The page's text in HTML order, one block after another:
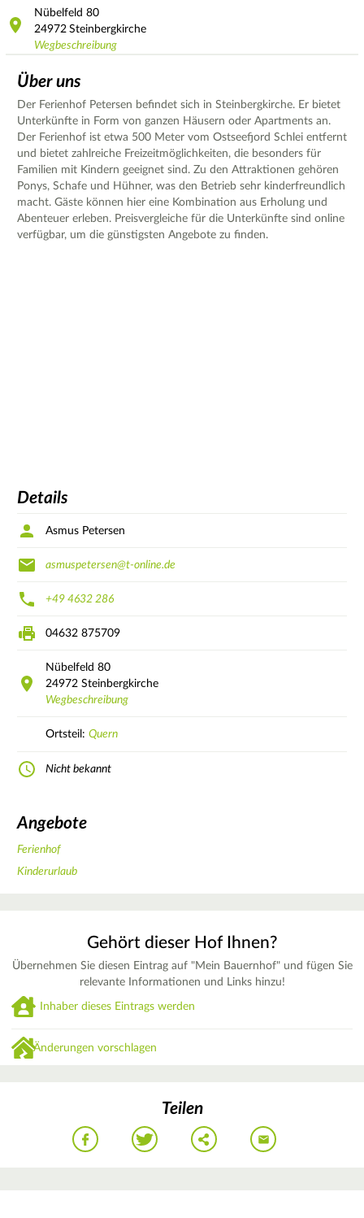
Nübelfeld 80
24972 Steinbergkirche
Wegbeschreibung
Über uns
Der Ferienhof Petersen befindet sich in Steinbergkirche. Er bietet
Unterkünfte in Form von ganzen Häusern oder Apartments an.
Der Ferienhof ist etwa 500 Meter vom Ostseefjord Schlei entfernt
und bietet zahlreiche Freizeitmöglichkeiten, die besonders für
Familien mit Kindern geeignet sind. Zu den Attraktionen gehören
Ponys, Schafe und Hühner, was den Betrieb sehr kinderfreundlich
macht. Gäste können hier eine Kombination aus Erholung und
Abenteuer erleben. Preisvergleiche für die Unterkünfte sind online
verfügbar, um die günstigsten Angebote zu finden.
Details
Asmus Petersen
asmuspetersen@t-online.de
+49 4632 286
04632 875709
Nübelfeld 80
24972 Steinbergkirche
Wegbeschreibung
Ortsteil: Quern
Nicht bekannt
Angebote
Ferienhof
Kinderurlaub
Gehört dieser Hof Ihnen?
Übernehmen Sie diesen Eintrag auf "Mein Bauernhof" und fügen Sie
relevante Informationen und Links hinzu!
Inhaber dieses Eintrags werden
Änderungen vorschlagen
Teilen